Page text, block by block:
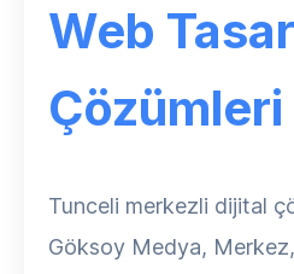
Web
Çözümleri
Tunceli merkezli dijital
Göksoy Medya,